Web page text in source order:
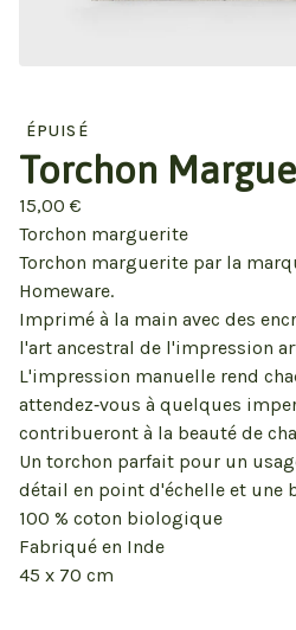
ÉPUISÉ
Torchon
15,00 €
Torchon marguerite
Torchon marguerite par la
Homeware.
Imprimé à la main avec des
l'art ancestral de l'impression
L'impression manuelle rend
attendez‑vous à quelques
contribueront à la beauté de
Un torchon parfait pour un
détail en point d'échelle et une
100 % coton biologique
Fabriqué en Inde
45 x 70 cm